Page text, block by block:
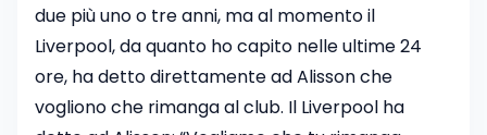
due più uno o tre anni, ma al momento il
Liverpool, da quanto ho capito nelle ultime 24
ore, ha detto direttamente ad Alisson che
vogliono che rimanga al club. Il Liverpool ha